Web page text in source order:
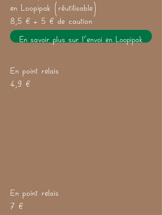
en Loopipak (réutilisable)
8,5 € + 5 € de caution
En savoir plus sur l'envoi en Loopipak
En point relais
4,9 €
En point relais
7 €